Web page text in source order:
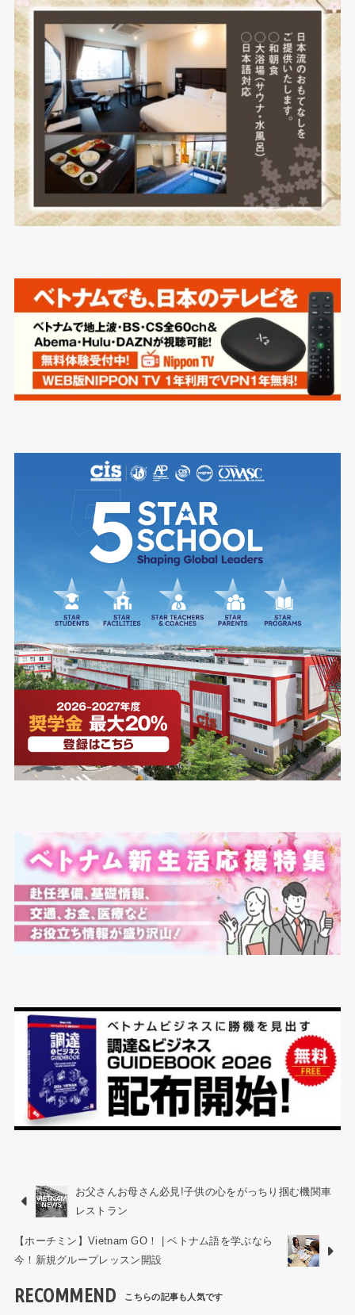
お父さんお母さん必見!子供の心をがっちり掴む機関車
レストラン
【ホーチミン】Vietnam GO！ | ベトナム語を学ぶなら
今！新規グループレッスン開設
RECOMMEND